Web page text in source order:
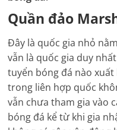
Quần đảo
Đây là quốc gia nhỏ
vẫn là quốc gia duy
tuyển bóng đá nào
trong liên hợp quốc
vẫn chưa tham gia vào
bóng đá kể từ khi gia